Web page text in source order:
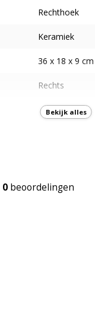
Rechthoek
Keramiek
36 x 18 x 9 cm
Rechts
5-jaar
Bekijk alles
0 beoordelingen